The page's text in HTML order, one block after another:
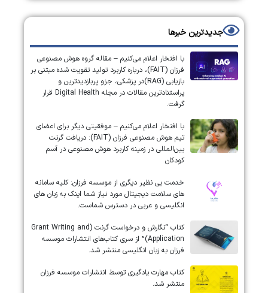
جدیدترین خبرها
با افتخار اعلام می‌کنیم – مقاله گروه هوش مصنوعی
فرزان (FAIT)، درباره کاربرد تولید تقویت شده مبتنی بر
بازیابی (RAG)در پزشکی، جزو پربازدیدترین و
پراستنادترین مقالات در مجله Digital Health قرار
گرفت.
با افتخار اعلام می‌کنیم – موفقیتی دیگر برای اعضای
تیم هوش مصنوعی فرزان (FAIT): دریافت گرنت
بین‌المللی در زمینه کاربرد هوش مصنوعی در آسم
کودکان
خدمت بی نظیر دیگری از موسسه فرزان: کلیه سامانه
های سلامت دیجیتال مورد نیاز شما اینک به زبان های
انگلیسی و عربی در دسترس شماست.
کتاب “نگارش و درخواست گرنت (Grant Writing and
Application)” از سری کتاب‌های انتشارات موسسه
فرزان به زبان انگلیسی منتشر شد.
کتاب مهارت یادگیری توسط انتشارات موسسه فرزان
منتشر شد.